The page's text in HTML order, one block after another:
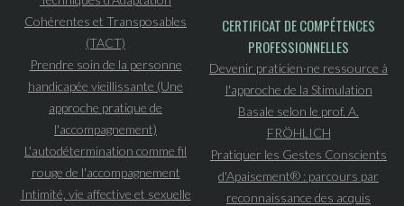
Cohérentes et Transposables
(TACT)
Prendre soin de la personne
handicapée vieillissante (Une
approche pratique de
l'accompagnement)
L'autodétermination comme fil
rouge de l'accompagnement
Intimité, vie affective et sexuelle
CERTIFICAT DE COMPÉTENCES
PROFESSIONNELLES
Devenir praticien·ne ressource à
l'approche de la Stimulation
Basale selon le prof. A.
FRÖHLICH
Pratiquer les Gestes Conscients
d'Apaisement® : parcours par
reconnaissance des acquis